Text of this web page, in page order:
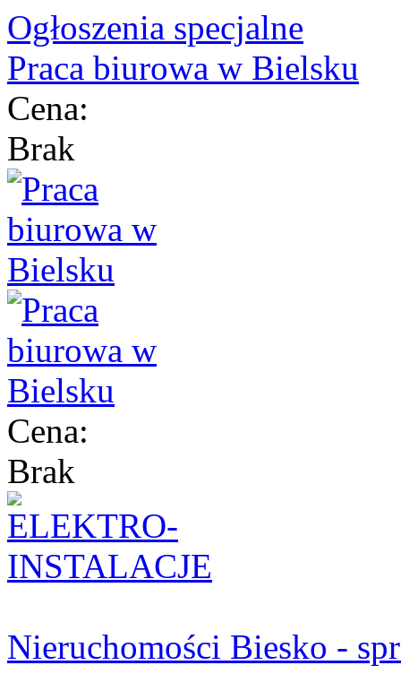
Ogłoszenia specjalne
Praca biurowa w Bielsku
Cena:
Brak
Cena:
Brak
Nieruchomości Biesko -